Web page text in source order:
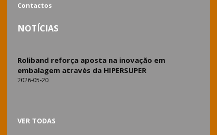
Contactos
NOTÍCIAS
Roliband reforça aposta na inovação em
embalagem através da HIPERSUPER
2026-05-20
VER TODAS